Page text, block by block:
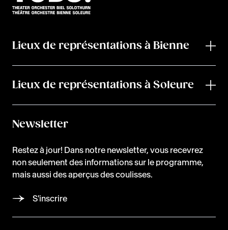
Lieux de représentations à Bienne
Lieux de représentations à Soleure
Newsletter
Restez à jour! Dans notre newsletter, vous recevrez
non seulement des informations sur le programme,
mais aussi des aperçus des coulisses.
S'inscrire